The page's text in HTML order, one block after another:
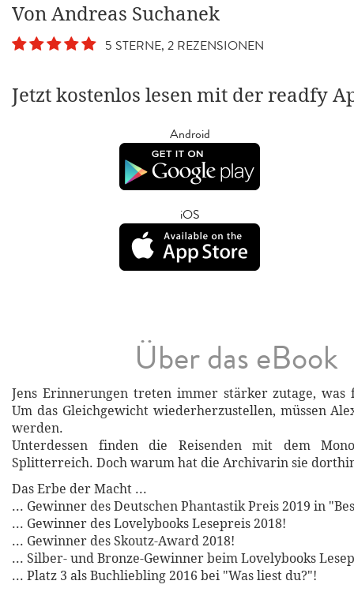
Von Andreas Suchanek
5 STERNE, 2 REZENSIONEN
Jetzt kostenlos lesen mit der readfy
Android
iOS
Über das eBook
Jens Erinnerungen treten immer stärker zutage, was
Um das Gleichgewicht wiederherzustellen, müssen
werden.
Unterdessen finden die Reisenden mit dem
Splitterreich. Doch warum hat die Archivarin sie
Das Erbe der Macht ...
... Gewinner des Deutschen Phantastik Preis 2019 in
... Gewinner des Lovelybooks Lesepreis 2018!
... Gewinner des Skoutz-Award 2018!
... Silber- und Bronze-Gewinner beim Lovelybooks
... Platz 3 als Buchliebling 2016 bei "Was liest du?"!